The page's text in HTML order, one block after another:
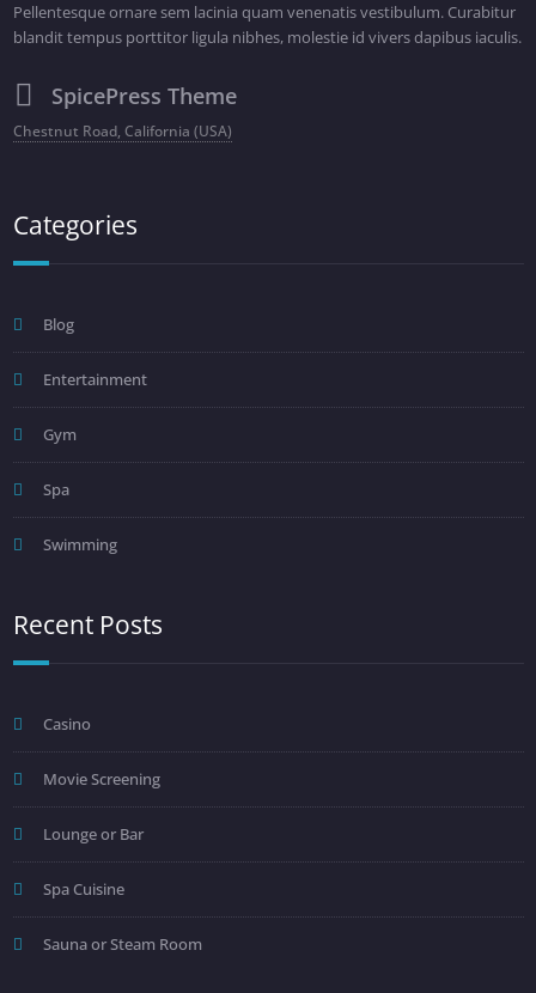
Pellentesque ornare sem lacinia quam venenatis vestibulum. Curabitur
blandit tempus porttitor ligula nibhes, molestie id vivers dapibus iaculis.
SpicePress Theme
Chestnut Road, California (USA)
Categories
Blog
Entertainment
Gym
Spa
Swimming
Recent Posts
Casino
Movie Screening
Lounge or Bar
Spa Cuisine
Sauna or Steam Room